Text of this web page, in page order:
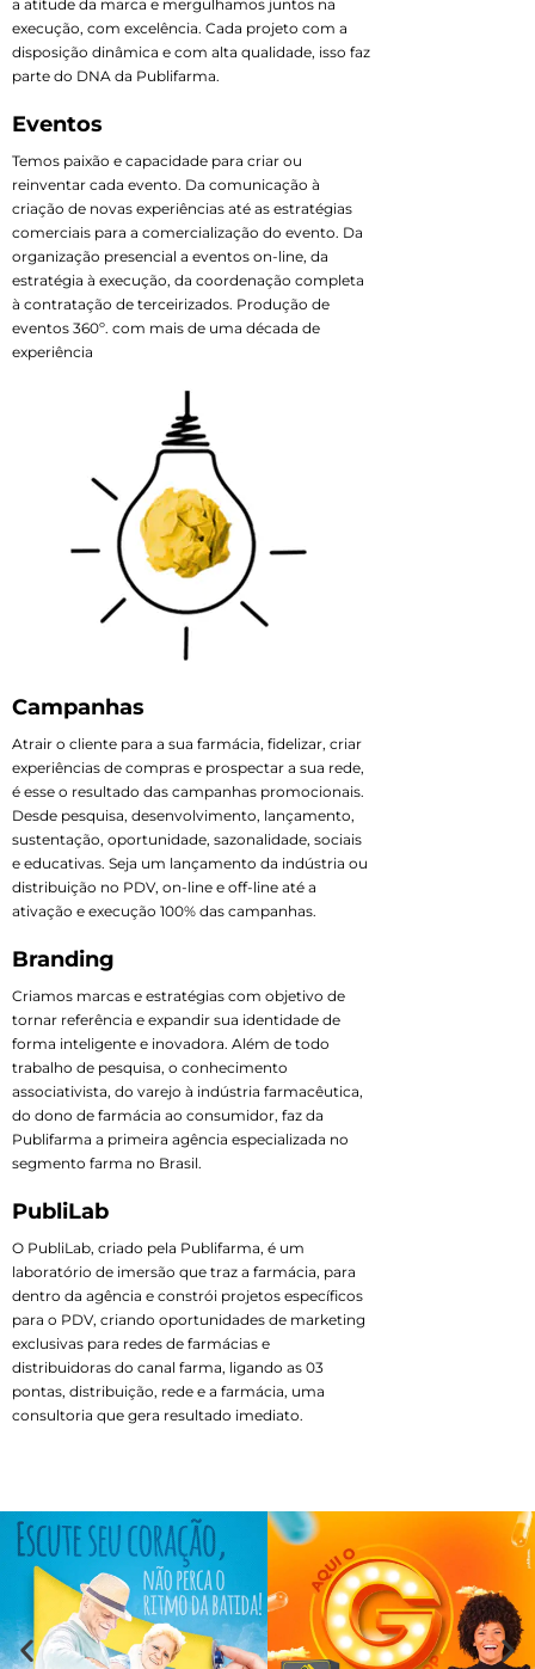
a atitude da marca e mergulhamos juntos na
execução, com excelência. Cada projeto com a
disposição dinâmica e com alta qualidade, isso faz
parte do DNA da Publifarma.
Eventos
Temos paixão e capacidade para criar ou
reinventar cada evento. Da comunicação à
criação de novas experiências até as estratégias
comerciais para a comercialização do evento. Da
organização presencial a eventos on-line, da
estratégia à execução, da coordenação completa
à contratação de terceirizados. Produção de
eventos 360º. com mais de uma década de
experiência
Campanhas
Atrair o cliente para a sua farmácia, fidelizar, criar
experiências de compras e prospectar a sua rede,
é esse o resultado das campanhas promocionais.
Desde pesquisa, desenvolvimento, lançamento,
sustentação, oportunidade, sazonalidade, sociais
e educativas. Seja um lançamento da indústria ou
distribuição no PDV, on-line e off-line até a
ativação e execução 100% das campanhas.
Branding
Criamos marcas e estratégias com objetivo de
tornar referência e expandir sua identidade de
forma inteligente e inovadora. Além de todo
trabalho de pesquisa, o conhecimento
associativista, do varejo à indústria farmacêutica,
do dono de farmácia ao consumidor, faz da
Publifarma a primeira agência especializada no
segmento farma no Brasil.
PubliLab
O PubliLab, criado pela Publifarma, é um
laboratório de imersão que traz a farmácia, para
dentro da agência e constrói projetos específicos
para o PDV, criando oportunidades de marketing
exclusivas para redes de farmácias e
distribuidoras do canal farma, ligando as 03
pontas, distribuição, rede e a farmácia, uma
consultoria que gera resultado imediato.